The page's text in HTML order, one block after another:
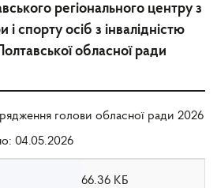
регіонального центру з
і спорту осіб з інвалідністю
обласної ради
голови обласної ради 2026
04.05.2026
66.36 КБ